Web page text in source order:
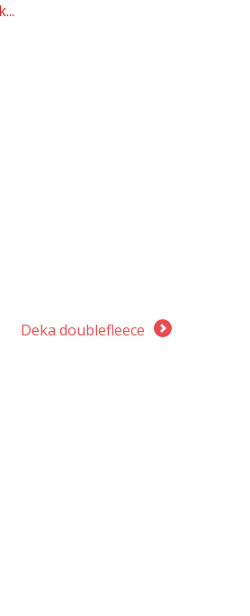
Deka doublefleece